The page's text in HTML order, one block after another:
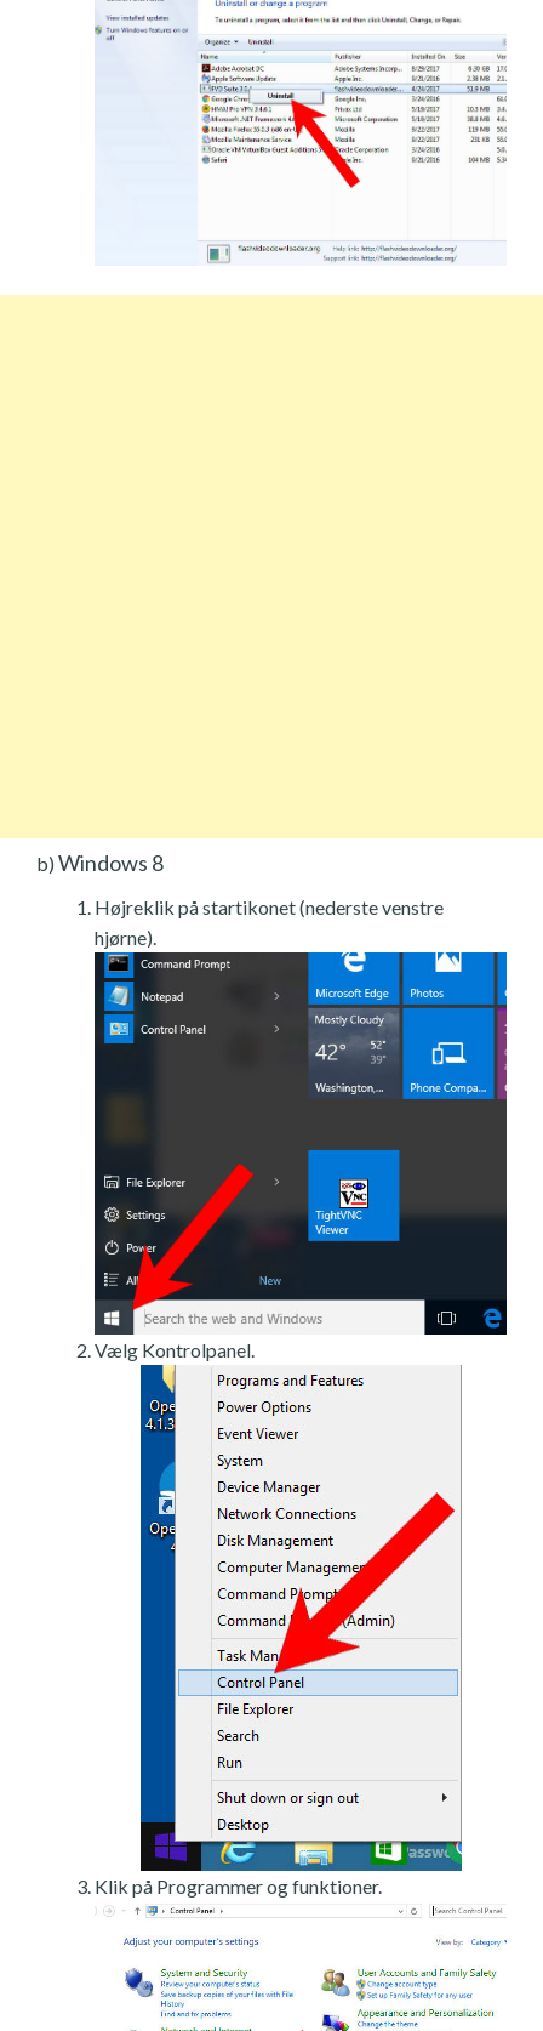
b) Windows 8
Højreklik på startikonet (nederste venstre
hjørne).
Vælg Kontrolpanel.
Klik på Programmer og funktioner.